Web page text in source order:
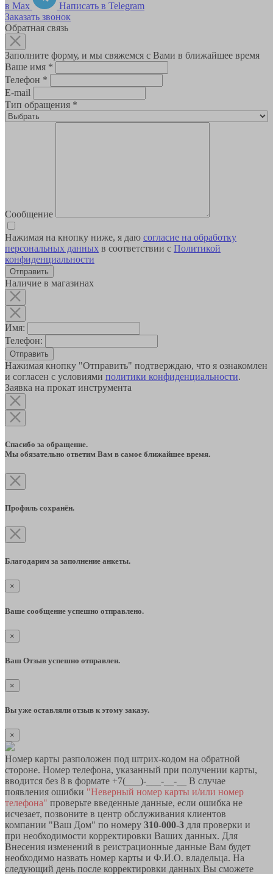
в Max
Написать в Telegram
Заказать звонок
Обратная связь
Заполните форму, и мы свяжемся с Вами в ближайшее время
Ваше имя *
Телефон *
E-mail
Тип обращения *
Сообщение
Нажимая на кнопку ниже, я даю согласие на обработку
персональных данных в соответствии с Политикой
конфиденциальности
Наличие в магазинах
Имя:
Телефон:
Отправить
Нажимая кнопку "Отправить" подтверждаю, что я ознакомлен
и согласен с условиями политики конфиденциальности.
Заявка на прокат инструмента
Спасибо за обращение.
Мы обязательно ответим Вам в самое ближайшее время.
Профиль сохранён.
Благодарим за заполнение анкеты.
×
Ваше сообщение успешно отправлено.
×
Ваш Отзыв успешно отправлен.
×
Вы уже оставляли отзыв к этому заказу.
×
Номер карты разположен под штрих-кодом на обратной
стороне. Номер телефона, указанный при получении карты,
вводится без 8 в формате +7(___)-___-__-__ В случае
появления ошибки "Неверный номер карты и/или номер
телефона" проверьте введенные данные, если ошибка не
исчезает, позвоните в центр обслуживания клиентов
компании "Ваш Дом" по номеру 310-000-3 для проверки и
при необходимости корректировки Ваших данных. Для
Внесения изменений в реистрационные данные Вам будет
необходимо назвать номер карты и Ф.И.О. владельца. На
следующий день после корректировки данных Вы сможете